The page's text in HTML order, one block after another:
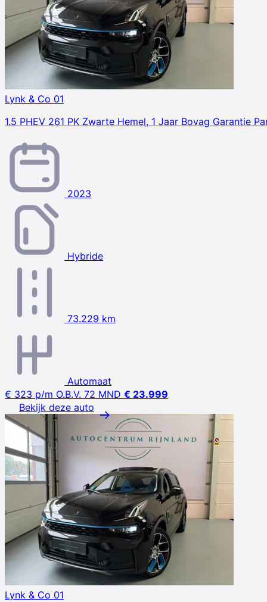
Lynk & Co 01
1.5 PHEV 261 PK Zwarte Hemel, 1 Jaar Bovag Garantie
2023
Hybride
73.229 km
Automaat
€ 323 p/m O.B.V. 72 MND € 23.999
Bekijk deze auto
Lynk & Co 01